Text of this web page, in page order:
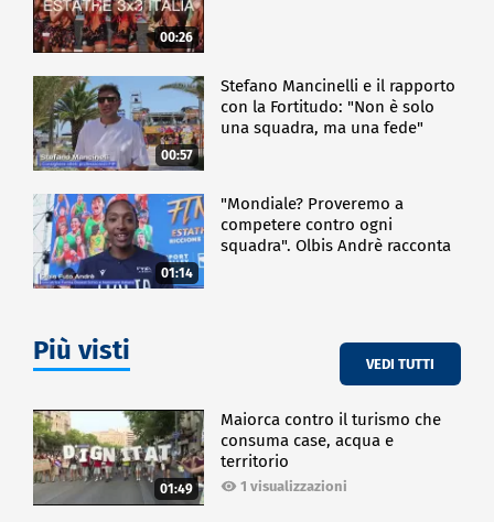
00:26
00:57
Stefano Mancinelli e il rapporto
con la Fortitudo: "Non è solo
una squadra, ma una fede"
01:14
"Mondiale? Proveremo a
competere contro ogni
squadra". Olbis Andrè racconta
Più visti VEDI TUTTI
01:49
Maiorca contro il turismo che
consuma case, acqua e
territorio
1 visualizzazioni